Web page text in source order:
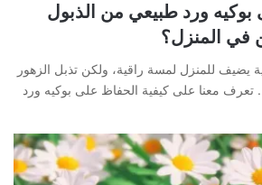
بوكيه ورد طبيعي من الذبول
المنزل؟
يضيف للمنزل لمسة راقية، ولكن تذبل الزهور
معنا على كيفية الحفاظ على بوكيه ورد